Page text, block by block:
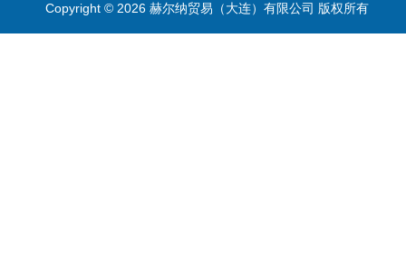
Copyright © 2026 赫尔纳贸易（大连）有限公司 版权所有